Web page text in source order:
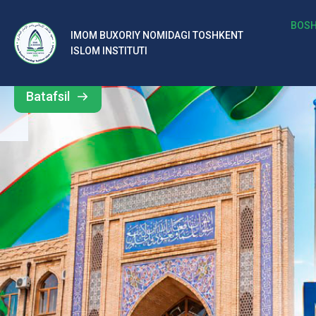
IMOM BUXORIY NOMIDAGI TOSHKENT
ISLOM INSTITUTI
b
al
ar
o‘
rt
a
si
d
Barcha
yangiliklar
Batafsil